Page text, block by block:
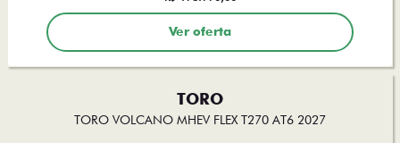
Ver oferta
TORO
TORO VOLCANO MHEV FLEX T270 AT6 2027